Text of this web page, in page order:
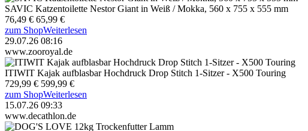
SAVIC Katzentoilette Nestor Giant in Weiß / Mokka, 560 x 755 x 555 mm
76,49 € 65,99 €
zum ShopWeiterlesen
29.07.26 08:16
www.zooroyal.de
ITIWIT Kajak aufblasbar Hochdruck Drop Stitch 1-Sitzer - X500 Touring
729,99 € 599,99 €
zum ShopWeiterlesen
15.07.26 09:33
www.decathlon.de